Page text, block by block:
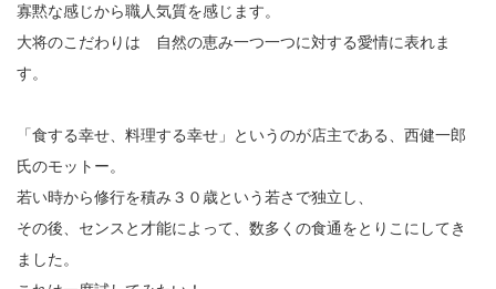
寡黙な感じから職人気質を感じます。
大将のこだわりは 自然の恵み一つ一つに対する愛情に表れま
す。
「食する幸せ、料理する幸せ」というのが店主である、西健一郎
氏のモットー。
若い時から修行を積み３０歳という若さで独立し、
その後、センスと才能によって、数多くの食通をとりこにしてき
ました。